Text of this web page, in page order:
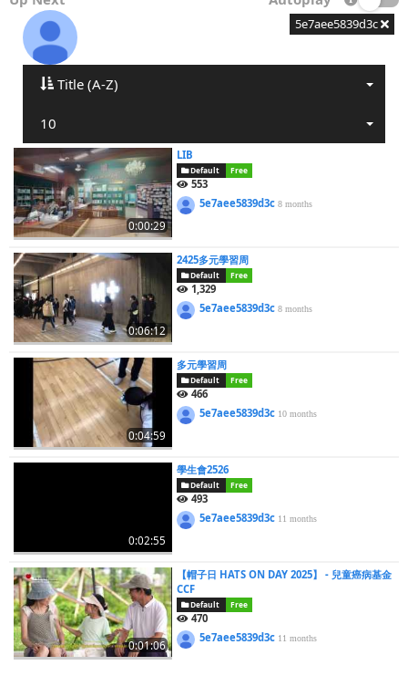
5e7aee5839d3c
Title (A-Z)
10
0:00:29
LIB
Default Free
553
5e7aee5839d3c8 months
0:06:12
2425多元學習周
Default Free
1,329
5e7aee5839d3c8 months
0:04:59
多元學習周
Default Free
466
5e7aee5839d3c 10 months
0:02:55
學生會2526
Default Free
493
5e7aee5839d3c 11 months
0:01:06
【帽子日 HATS ON DAY 2025】 - 兒童癌病基金
CCF
Default Free
470
5e7aee5839d3c 11 months